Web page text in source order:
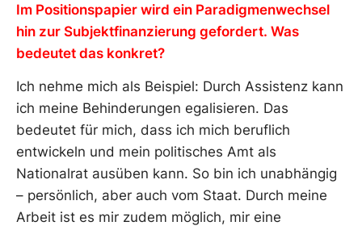
Im Positionspapier wird ein Paradigmenwechsel
hin zur Subjektfinanzierung gefordert. Was
bedeutet das konkret?
Ich nehme mich als Beispiel: Durch Assistenz kann
ich meine Behinderungen egalisieren. Das
bedeutet für mich, dass ich mich beruflich
entwickeln und mein politisches Amt als
Nationalrat ausüben kann. So bin ich unabhängig
– persönlich, aber auch vom Staat. Durch meine
Arbeit ist es mir zudem möglich, mir eine